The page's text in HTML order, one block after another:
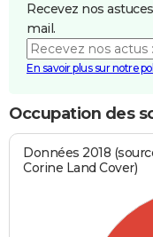
Recevez nos
mail.
En savoir plus sur notre
Occupation des
Données 2018
Corine Land Cover)